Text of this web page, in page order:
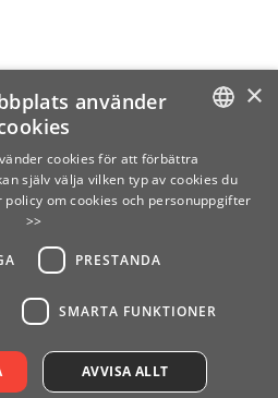
SWEDISH
×
använder
cookies för att förbättra
själv välja vilken typ av cookies du
policy om cookies och personuppgifter
>>
PRESTANDA
SMARTA FUNKTIONER
AVVISA ALLT